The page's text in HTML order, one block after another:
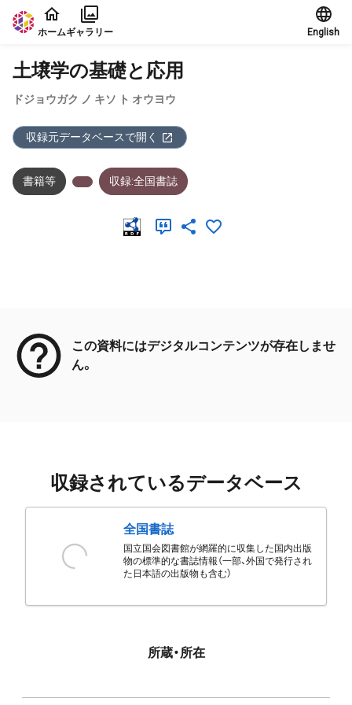
本文に飛ぶ
ホームギャラリー English
土壌学の基礎と応用
ドジョウガク ノ キソ ト オウヨウ
収録元データベースで開く
書籍等 収録:全国書誌
この資料にはデジタルコンテンツが存在しませ
ん。
収録されているデータベース
全国書誌
国立国会図書館が網羅的に収集した国内出版
物の標準的な書誌情報（一部、外国で発行され
た日本語の出版物も含む）
所蔵・所在